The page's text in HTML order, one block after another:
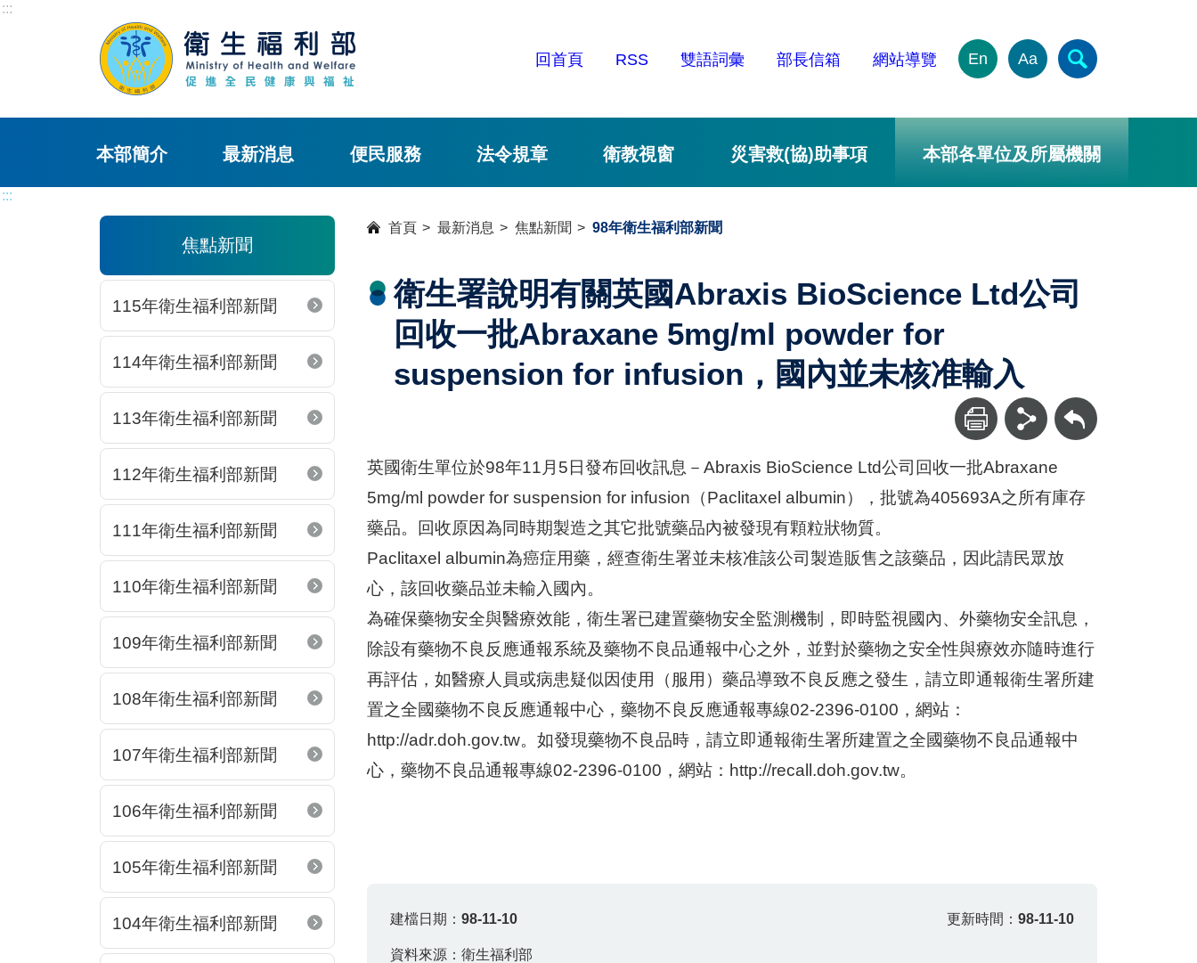
:::
回首頁 RSS 雙語詞彙 部長信箱 網站導覽 En Aa
本部簡介 最新消息 便民服務 法令規章 衛教視窗 災害救(協)助事項 本部各單位及所屬機關
:::
焦點新聞
115年衛生福利部新聞
114年衛生福利部新聞
113年衛生福利部新聞
112年衛生福利部新聞
111年衛生福利部新聞
110年衛生福利部新聞
109年衛生福利部新聞
108年衛生福利部新聞
107年衛生福利部新聞
106年衛生福利部新聞
105年衛生福利部新聞
104年衛生福利部新聞
首頁 最新消息 焦點新聞 98年衛生福利部新聞
衛生署說明有關英國Abraxis BioScience Ltd公司
回收一批Abraxane 5mg/ml powder for
suspension for infusion，國內並未核准輸入
回上一頁
英國衛生單位於98年11月5日發布回收訊息－Abraxis BioScience Ltd公司回收一批Abraxane
5mg/ml powder for suspension for infusion（Paclitaxel albumin），批號為405693A之所有庫存
藥品。回收原因為同時期製造之其它批號藥品內被發現有顆粒狀物質。
Paclitaxel albumin為癌症用藥，經查衛生署並未核准該公司製造販售之該藥品，因此請民眾放
心，該回收藥品並未輸入國內。
為確保藥物安全與醫療效能，衛生署已建置藥物安全監測機制，即時監視國內、外藥物安全訊息，
除設有藥物不良反應通報系統及藥物不良品通報中心之外，並對於藥物之安全性與療效亦隨時進行
再評估，如醫療人員或病患疑似因使用（服用）藥品導致不良反應之發生，請立即通報衛生署所建
置之全國藥物不良反應通報中心，藥物不良反應通報專線02-2396-0100，網站：
http://adr.doh.gov.tw。如發現藥物不良品時，請立即通報衛生署所建置之全國藥物不良品通報中
心，藥物不良品通報專線02-2396-0100，網站：http://recall.doh.gov.tw。
建檔日期：98-11-10 更新時間： 98-11-10
資料來源：衛生福利部